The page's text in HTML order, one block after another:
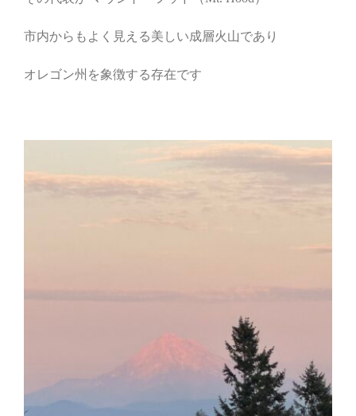
市内からもよく見える美しい成層火山であり
オレゴン州を象徴する存在です